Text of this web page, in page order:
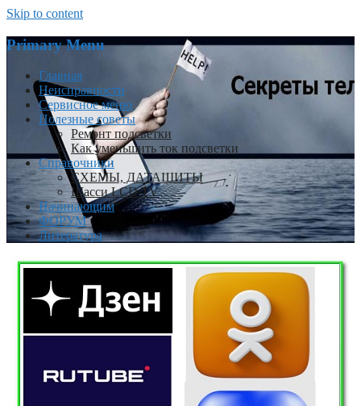
Skip to content
Primary Menu
Главная
Неисправности
Сервисное меню
Полезные советы
Ремонт подсветки
Как уменьшить ток подсветки
Справочники
СХЕМЫ, ДАТАШИТЫ
Шасси LCD TV
Начинающим
ФОРУМ
Литература